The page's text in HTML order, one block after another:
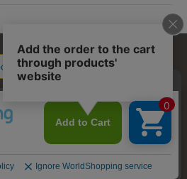
会社概要 プライバシーポリシー
業法に基づく表示 店舗リスト